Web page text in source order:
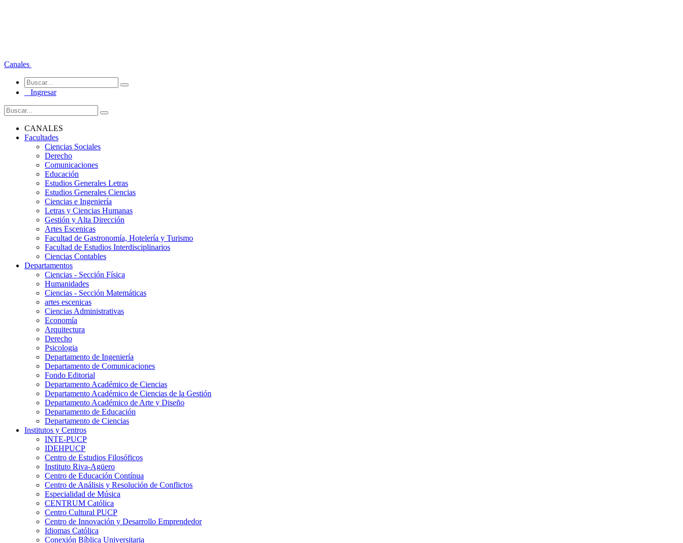
Canales
Ingresar
CANALES
Facultades
Ciencias Sociales
Derecho
Comunicaciones
Educación
Estudios Generales Letras
Estudios Generales Ciencias
Ciencias e Ingeniería
Letras y Ciencias Humanas
Gestión y Alta Dirección
Artes Escenicas
Facultad de Gastronomía, Hotelería y Turismo
Facultad de Estudios Interdisciplinarios
Ciencias Contables
Departamentos
Ciencias - Sección Física
Humanidades
Ciencias - Sección Matemáticas
artes escenicas
Ciencias Administrativas
Economía
Arquitectura
Derecho
Psicologia
Departamento de Ingeniería
Departamento de Comunicaciones
Fondo Editorial
Departamento Académico de Ciencias
Departamento Académico de Ciencias de la Gestión
Departamento Académico de Arte y Diseño
Departamento de Educación
Departamento de Ciencias
Institutos y Centros
INTE-PUCP
IDEHPUCP
Centro de Estudios Filosóficos
Instituto Riva-Agüero
Centro de Educación Contínua
Centro de Análisis y Resolución de Conflictos
Especialidad de Música
CENTRUM Católica
Centro Cultural PUCP
Centro de Innovación y Desarrollo Emprendedor
Idiomas Católica
Conexión Bíblica Universitaria